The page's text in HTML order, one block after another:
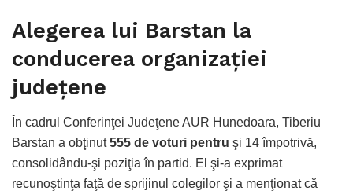
Alegerea lui Barstan la
conducerea organizaţiei
judeţene
În cadrul Conferinţei Judeţene AUR Hunedoara, Tiberiu
Barstan a obţinut555 de voturi pentru şi 14 împotrivă,
consolidându-şi poziţia în partid. El şi-a exprimat
recunoştinţa faţă de sprijinul colegilor şi a menţionat că